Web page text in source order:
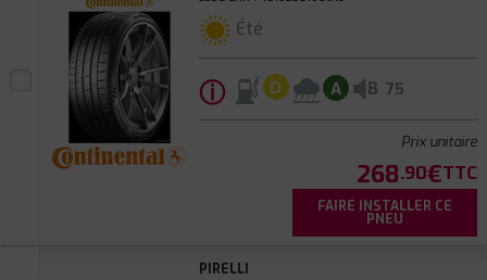
Été
ⓘ D A B 75
Prix unitaire
268.90€TTC
FAIRE INSTALLER CE
PNEU
PIRELLI